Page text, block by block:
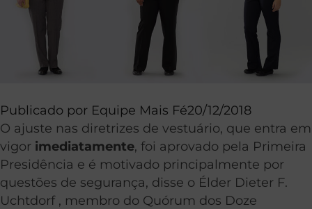
Publicado por Equipe Mais Fé20/12/2018
O ajuste nas diretrizes de vestuário, que entra em
vigor imediatamente, foi aprovado pela Primeira
Presidência e é motivado principalmente por
questões de segurança, disse o Élder Dieter F.
Uchtdorf , membro do Quórum dos Doze